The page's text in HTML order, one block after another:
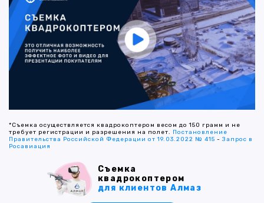
*Съемка осуществляется квадрокоптером весом до 150 грамм и не
требует регистрации и разрешения на полет. Постановление
Правительства Российской Федерации от 19.03.2022 № 415 -Запрос в
Росавиация
Съемка
квадрокоптером
для клиентов Алмаз